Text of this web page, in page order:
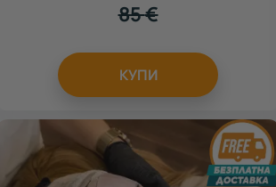
85€
КУПИ